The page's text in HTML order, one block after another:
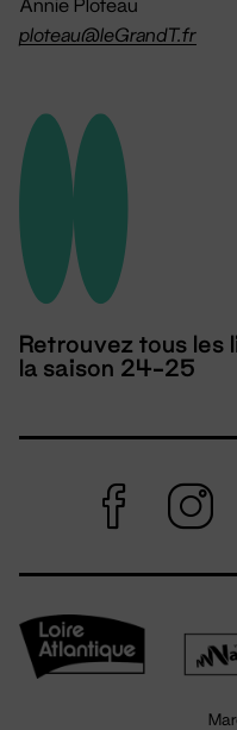
ploteau@leGrandT.fr
Retrouvez tous les
la saison 24-25